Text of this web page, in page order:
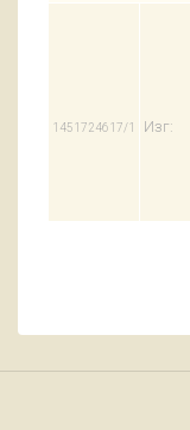
1451724617/1 Изг: